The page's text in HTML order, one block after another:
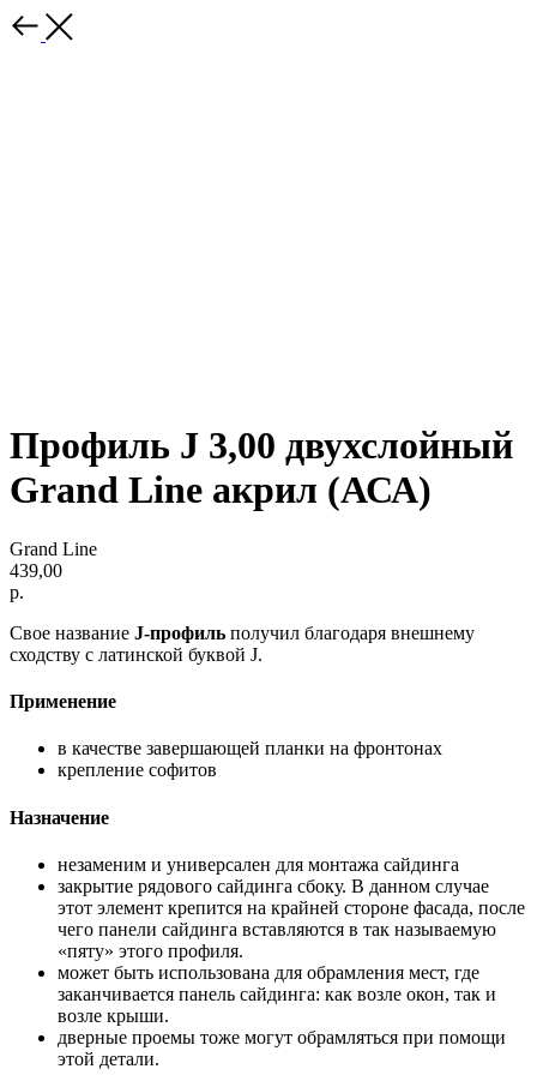
Профиль J 3,00 двухслойный
Grand Line акрил (АСА)
Grand Line
439,00
р.
Свое название J-профиль получил благодаря внешнему
сходству с латинской буквой J.
Применение
в качестве завершающей планки на фронтонах
крепление софитов
Назначение
незаменим и универсален для монтажа сайдинга
закрытие рядового сайдинга сбоку. В данном случае
этот элемент крепится на крайней стороне фасада, после
чего панели сайдинга вставляются в так называемую
«пяту» этого профиля.
может быть использована для обрамления мест, где
заканчивается панель сайдинга: как возле окон, так и
возле крыши.
дверные проемы тоже могут обрамляться при помощи
этой детали.